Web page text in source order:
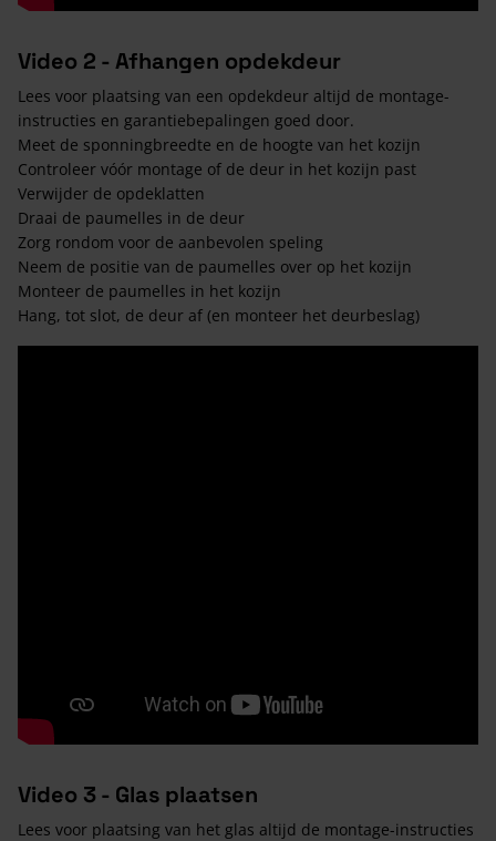
Video 2 - Afhangen opdekdeur
Lees voor plaatsing van een opdekdeur altijd de montage-
instructies en garantiebepalingen goed door.
Meet de sponningbreedte en de hoogte van het kozijn
Controleer vóór montage of de deur in het kozijn past
Verwijder de opdeklatten
Draai de paumelles in de deur
Zorg rondom voor de aanbevolen speling
Neem de positie van de paumelles over op het kozijn
Monteer de paumelles in het kozijn
Hang, tot slot, de deur af (en monteer het deurbeslag)
Video 3 - Glas plaatsen
Lees voor plaatsing van het glas altijd de montage-instructies